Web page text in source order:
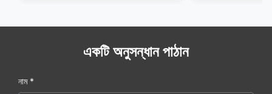
একটি অনুসন্ধান পাঠান
নাম *